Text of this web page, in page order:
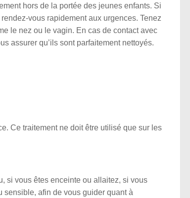
hors de la portée des jeunes enfants. Si
vous rapidement aux urgences. Tenez
le nez ou le vagin. En cas de contact avec
assurer qu’ils sont parfaitement nettoyés.
Ce traitement ne doit être utilisé que sur les
si vous êtes enceinte ou allaitez, si vous
sensible, afin de vous guider quant à